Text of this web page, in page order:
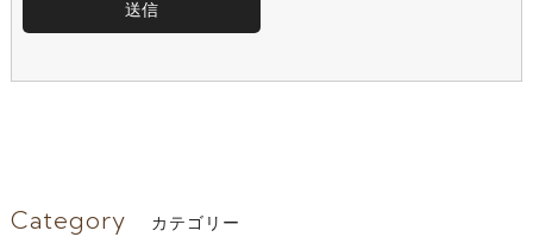
Category カテゴリー